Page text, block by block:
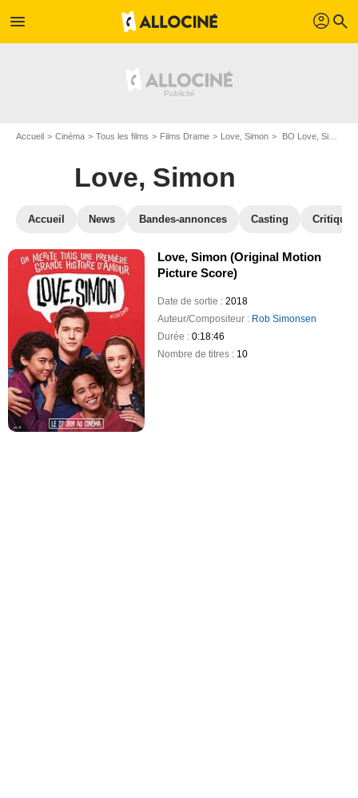
menu profil search
Accueil Cinéma Tous les films Films Drame Love, Simon BO Love, Simon
Love, Simon
Accueil News Bandes-annonces Casting
Love, Simon (Original Motion
Picture Score)
Date de sortie :2018
Auteur/Compositeur : Rob Simonsen
Durée :0:18:46
Nombre de titres : 10